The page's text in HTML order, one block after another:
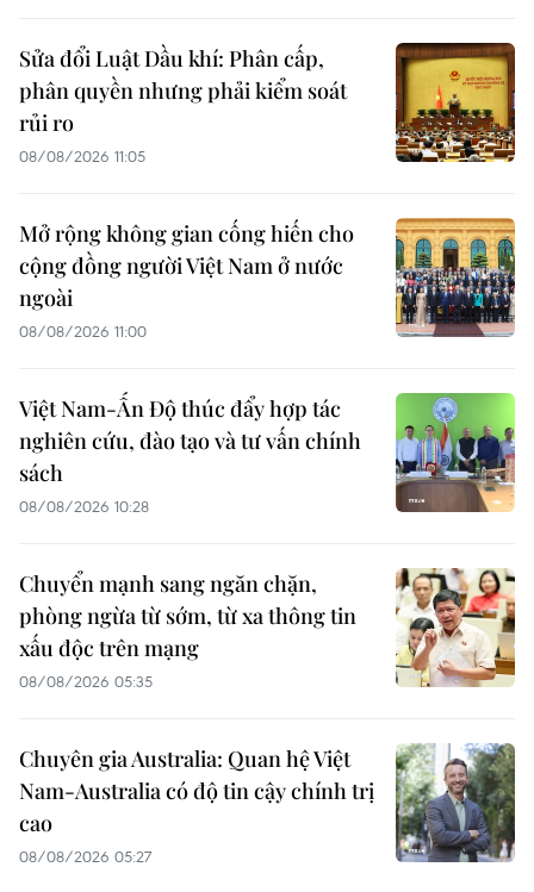
Sửa đổi Luật Dầu khí: Phân cấp,
phân quyền nhưng phải kiểm soát
rủi ro
08/08/2026 11:05
Mở rộng không gian cống hiến cho
cộng đồng người Việt Nam ở nước
ngoài
08/08/2026 11:00
Việt Nam-Ấn Độ thúc đẩy hợp tác
nghiên cứu, đào tạo và tư vấn chính
sách
08/08/2026 10:28
Chuyển mạnh sang ngăn chặn,
phòng ngừa từ sớm, từ xa thông tin
xấu độc trên mạng
08/08/2026 05:35
Chuyên gia Australia: Quan hệ Việt
Nam-Australia có độ tin cậy chính trị
cao
08/08/2026 05:27